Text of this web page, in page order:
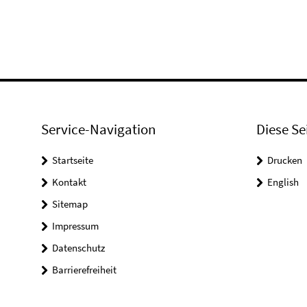
Service-Navigation
Startseite
Kontakt
Sitemap
Impressum
Datenschutz
Barrierefreiheit
Diese
Drucken
English